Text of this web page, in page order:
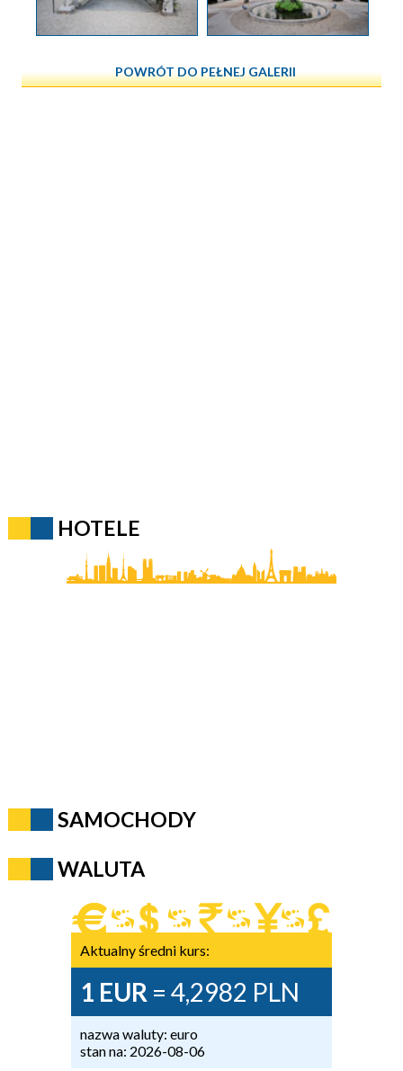
POWRÓT DO PEŁNEJ GALERII
HOTELE
SAMOCHODY
WALUTA
Aktualny średni kurs:
1 EUR = 4,2982 PLN
nazwa waluty: euro
stan na: 2026-08-06